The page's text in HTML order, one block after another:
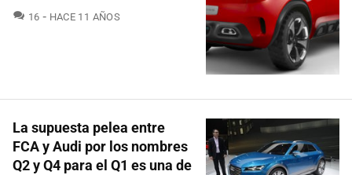
16 COMENTARIOS
HACE 11 AÑOS
La supuesta pelea entre
FCA y Audi por los nombres
Q2 y Q4 para el Q1 es una de